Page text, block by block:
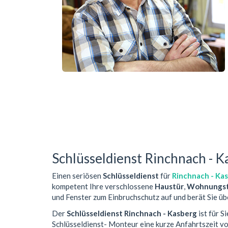
Schlüsseldienst Rinchnach -
Einen seriösen Schlüsseldienst für Rinchnach -
kompetent Ihre verschlossene Haustür,
und Fenster zum Einbruchschutz auf und berät Sie
DerSchlüsseldienst Rinchnach - Kasberg ist für
Schlüsseldienst- Monteur eine kurze Anfahrtszeit